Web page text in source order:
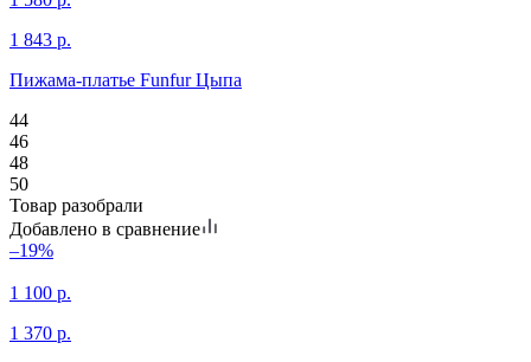
1 843 р.
Пижама-платье Funfur Цыпа
44
46
48
50
Товар разобрали
Добавлено в сравнение
–19%
1 100 р.
1 370 р.